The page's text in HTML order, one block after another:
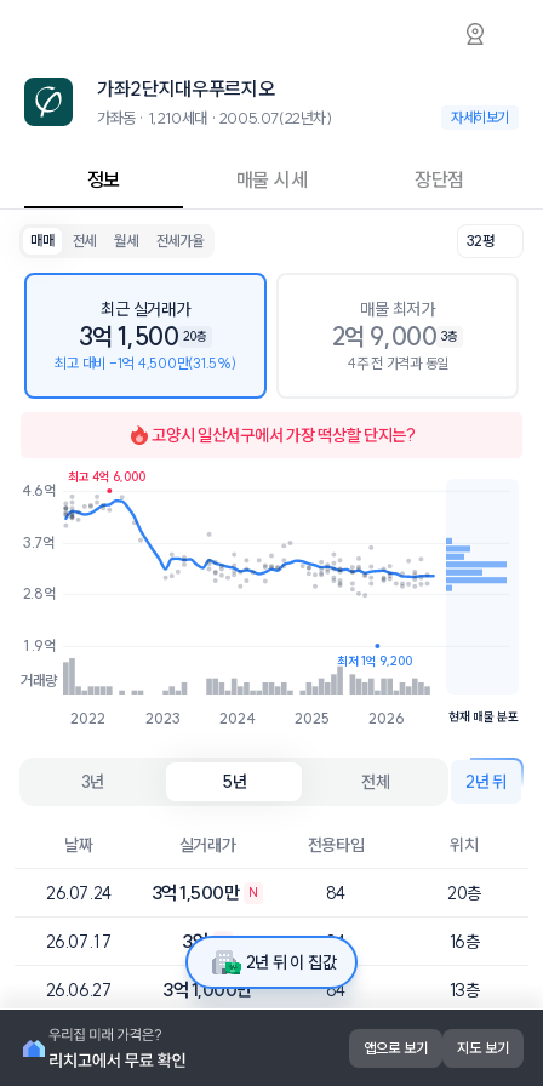
가좌동 가좌2단지대우푸르지오 아파트 시세·
가좌2단지대우푸르지오는 가좌동에 위치한 1,210세대 대단지 아파트
2026년 8월 6일 기준 28평형의 매매 시세는 2.8억, 전세는 2.2억입니
인근 학군으로는 송포초등학교, 고양송산중학교, 가좌고등학교가 있습
최고 20층, 용적률 199%, 건폐율 13%의 단지입니다.
가좌2단지대우푸르
가좌2단지대우푸르지오
가좌동 · 1,210세대 · 2005.07(22년차) 가좌동 · 1,210
자세히보기
정보 매물 시세 장단점
매매 전세 월세 전세가율 32평
최근 실거래가
3억 1,500 20층
최고 대비 -1억 4,500만(31.5%)
매물 최저가
2억 9,000 3층
4주 전 가격과 동일
고양시 일산서구에서 가장 떡상할 단지는?
2022 2023 2024 2025 2026
거래량
1.9억
2.8억
3.7억
4.6억
최고 4억 6,000
최저 1억 9,200
3억
9개
현재 매물 분포
3년 5년 전체 2년 뒤
날짜 실거래가 전용타입 위치
26.07.24 3억 1,500만 N 84 20층
26.07.17 3억 N 84 16층
26.06.27 3억 1,000만 84 13층
26.06.16 3억 4,200만 8층
2년 뒤 이 집값
앱으로 보기 지도 보기